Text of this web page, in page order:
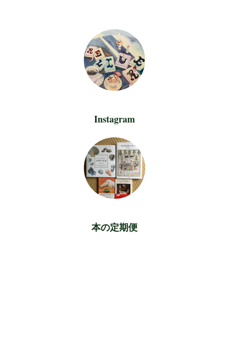
Instagram
本の定期便